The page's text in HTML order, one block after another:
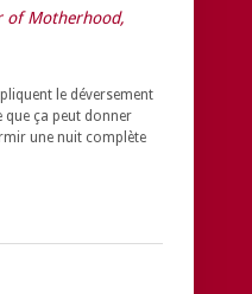
of Motherhood,
le déversement
que ça peut donner
une nuit complète